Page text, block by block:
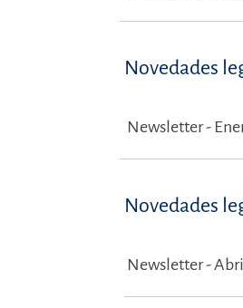
Novedades
Newsletter -
Novedades
Newsletter -